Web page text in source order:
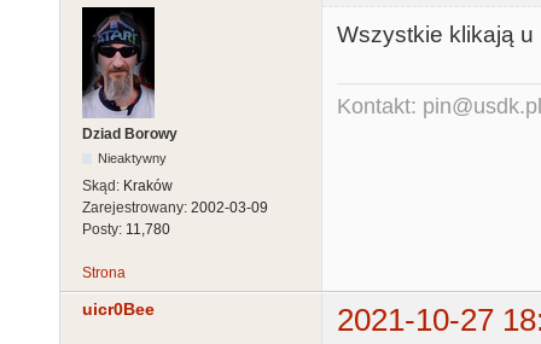
Dziad Borowy
Nieaktywny
Skąd: Kraków
Zarejestrowany: 2002-03-09
Posty: 11,780
Wszystkie klikają
Kontakt: pin@usdk.pl
Strona
uicr0Bee 2021-10-27